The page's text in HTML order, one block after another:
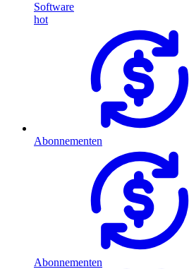
Software
hot
Abonnementen
Abonnementen